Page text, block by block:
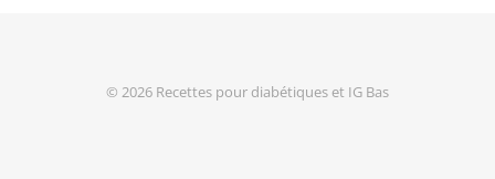
© 2026 Recettes pour diabétiques et IG Bas